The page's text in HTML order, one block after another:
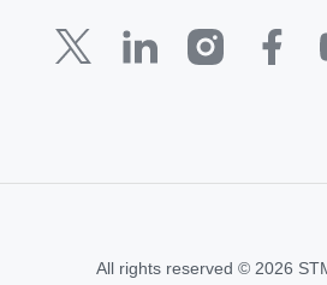
All rights reserved © 2026